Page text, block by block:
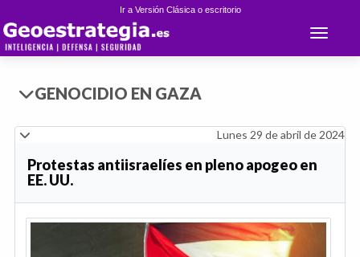
Ir a Versión Clásica o escritorio
Toggle
GENOCIDIO EN GAZA
Lunes 29 de abril de 2024
Protestas antiisraelíes en pleno apogeo en
EE. UU.